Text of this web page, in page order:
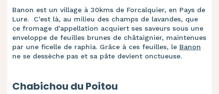
Banon est un village à 30kms de Forcalquier, en Pays de
Lure. C'est là, au milieu des champs de lavandes, que
ce fromage d'appellation acquiert ses saveurs sous une
enveloppe de feuilles brunes de châtaignier, maintenues
par une ficelle de raphia. Grâce à ces feuilles, le Banon
ne se dessèche pas et sa pâte devient onctueuse.
Chabichou du Poitou